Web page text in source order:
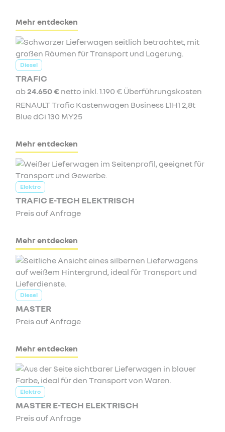
Mehr entdecken
Diesel
TRAFIC
ab24.650 € netto inkl. 1.190 € Überführungskosten
RENAULT Trafic Kastenwagen Business L1H1 2,8t
Blue dCi 130 MY25
Mehr entdecken
Elektro
TRAFIC E-TECH ELEKTRISCH
Preis auf Anfrage
Mehr entdecken
Diesel
MASTER
Preis auf Anfrage
Mehr entdecken
Elektro
MASTER E-TECH ELEKTRISCH
Preis auf Anfrage